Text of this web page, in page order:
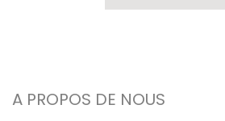
A PROPOS DE NOUS